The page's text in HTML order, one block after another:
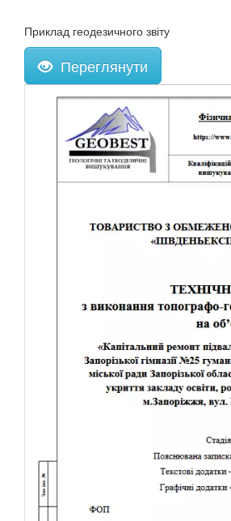
Приклад геодезичного звіту
Переглянути